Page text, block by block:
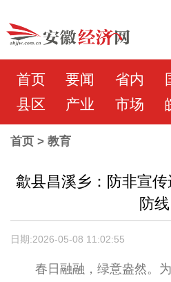
首页 要闻 省内
县区
产业 市场
首页> 教育
歙县昌溪乡：防非宣
防线
日期:2026-05-08 11:02:55
春日融融，绿意盎然。